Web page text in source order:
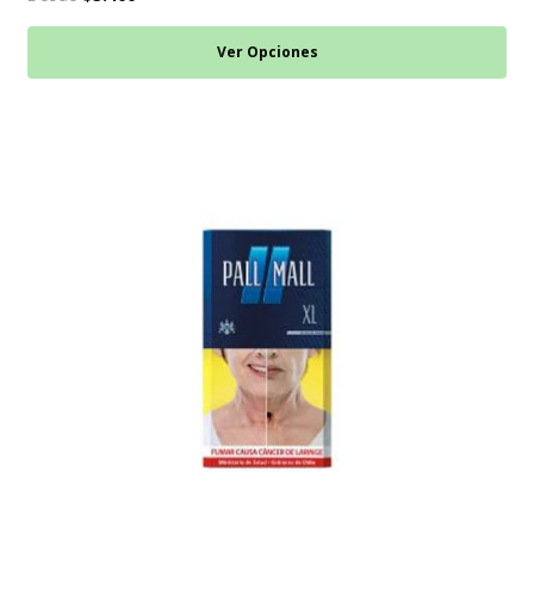
Ver Opciones